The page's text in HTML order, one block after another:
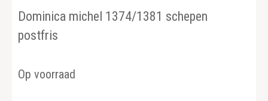
Dominica michel 1374/1381 schepen
postfris
Op voorraad